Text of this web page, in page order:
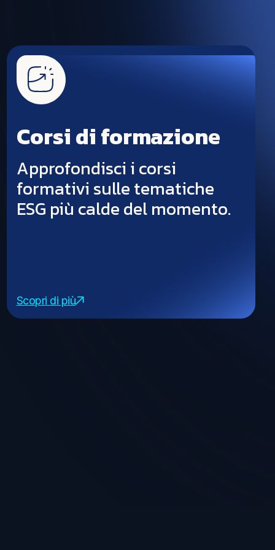
Corsi di formazione
Approfondisci i corsi
formativi sulle tematiche
ESG più calde del momento.
Scopri di più